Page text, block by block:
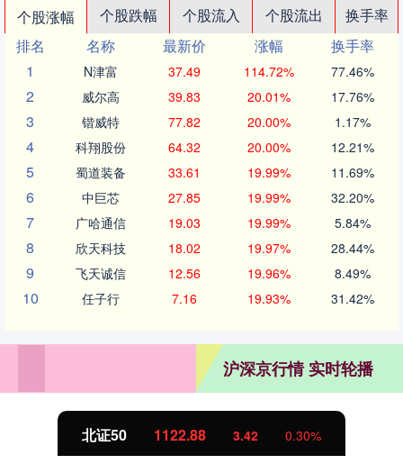
个股涨幅 个股跌幅 个股流入 个股流出
换手率
排名
名称 最新价 涨幅
换手率
1
N津富 37.49 114.72% 77.46%
2 威尔高 39.83 20.01% 17.76%
3 锴威特 77.82 20.00% 1.17%
4 科翔股份 64.32 20.00% 12.21%
5 蜀道装备 33.61 19.99% 11.69%
6 中巨芯 27.85 19.99% 32.20%
7 广哈通信 19.03 19.99% 5.84%
8 欣天科技 18.02 19.97% 28.44%
9 飞天诚信 12.56 19.96% 8.49%
10 任子行 7.16 19.93% 31.42%
沪深京行情 实时轮播
北证50 1122.88 3.42 0.30%